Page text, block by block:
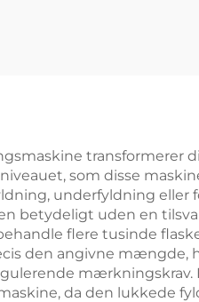
transformerer
som disse
underfyldning
betydeligt uden en
flere tusinde
den angivne
da den lukkede